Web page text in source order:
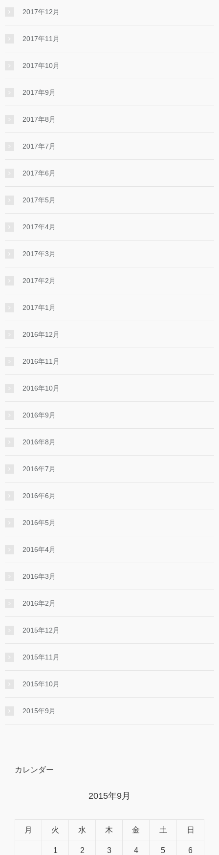
2017年12月
2017年11月
2017年10月
2017年9月
2017年8月
2017年7月
2017年6月
2017年5月
2017年4月
2017年3月
2017年2月
2017年1月
2016年12月
2016年11月
2016年10月
2016年9月
2016年8月
2016年7月
2016年6月
2016年5月
2016年4月
2016年3月
2016年2月
2015年12月
2015年11月
2015年10月
2015年9月
カレンダー
2015年9月
月 火 水 木 金 土 日
1 2 3 4 5 6